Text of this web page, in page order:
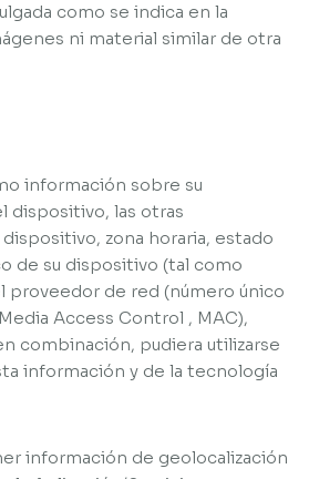
como se indica en la
ni material similar de otra
información sobre su
dispositivo, las otras
zona horaria, estado
de su dispositivo (tal como
de red (número único
Access Control , MAC),
combinación, pudiera utilizarse
información y de la tecnología
información de geolocalización